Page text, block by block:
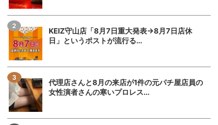
KEIZ守山店「8月7日重大発表→8月7日店休
日」というポストが流行る...
代理店さんと8月の来店が1件の元パチ屋店員の
女性演者さんの寒いプロレス...